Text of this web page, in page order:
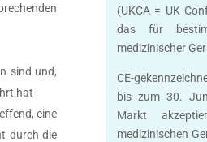
sind und,
hat
eine
durch die
(UKCA = UK
das für
medizinischer
CE-
bis zum 30.
Markt
medizinischen